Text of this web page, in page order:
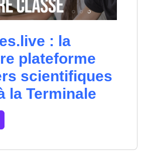
: la
plateforme
scientifiques
la Terminale